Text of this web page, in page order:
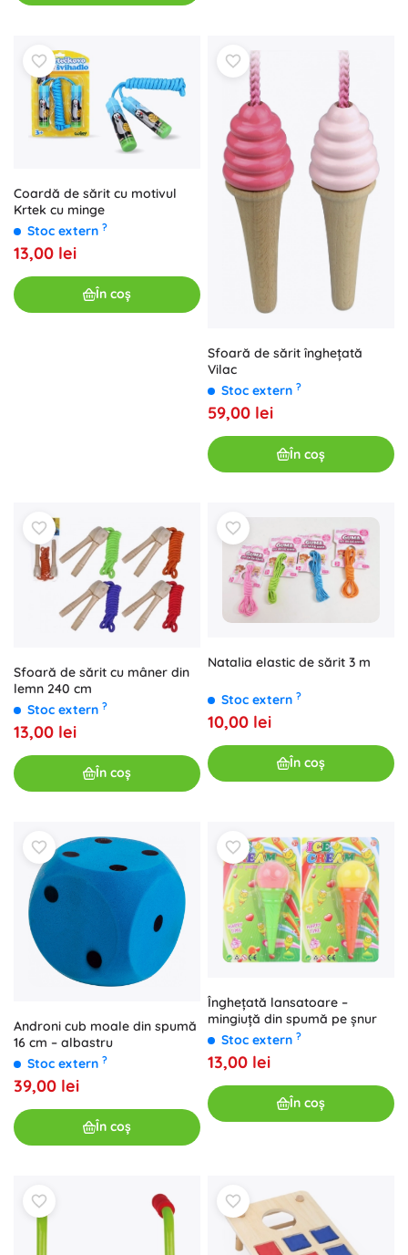
Coardă de sărit cu motivul
Krtek cu minge
Stoc extern ?
13,00 lei
În coș
Sfoară de sărit înghețată
Vilac
Stoc extern ?
59,00 lei
În coș
Sfoară de sărit cu mâner din
lemn 240 cm
Stoc extern ?
13,00 lei
În coș
Natalia elastic de sărit 3 m
Stoc extern ?
10,00 lei
În coș
Androni cub moale din spumă
16 cm – albastru
Stoc extern ?
39,00 lei
În coș
Înghețată lansatoare –
mingiuță din spumă pe șnur
Stoc extern ?
13,00 lei
În coș